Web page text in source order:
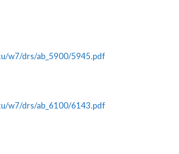
w7/drs/ab_5900/5945.pdf
w7/drs/ab_6100/6143.pdf